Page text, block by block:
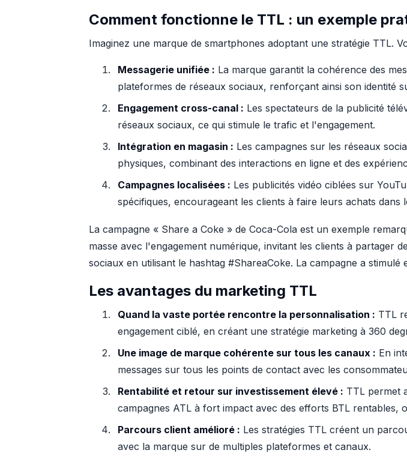
Comment fonctionne le TTL : un exemple
Imaginez une marque de smartphones adoptant une stratégie TTL.
Messagerie unifiée : La marque garantit la cohérence des
plateformes de réseaux sociaux, renforçant ainsi son identité
Engagement cross-canal : Les spectateurs de la publicité
réseaux sociaux, ce qui stimule le trafic et l'engagement.
Intégration en magasin : Les campagnes sur les réseaux
physiques, combinant des interactions en ligne et des
Campagnes localisées : Les publicités vidéo ciblées sur
spécifiques, encourageant les clients à faire leurs achats dans
La campagne « Share a Coke » de Coca-Cola est un exemple
masse avec l'engagement numérique, invitant les clients à partager
sociaux en utilisant le hashtag #ShareaCoke. La campagne a
Les avantages du marketing TTL
Quand la vaste portée rencontre la personnalisation : TTL
engagement ciblé, en créant une stratégie marketing à 360
Une image de marque cohérente sur tous les canaux : En
messages sur tous les points de contact avec les
Rentabilité et retour sur investissement élevé : TTL permet
campagnes ATL à fort impact avec des efforts BTL rentables,
Parcours client amélioré : Les stratégies TTL créent un
avec la marque sur de multiples plateformes et canaux.